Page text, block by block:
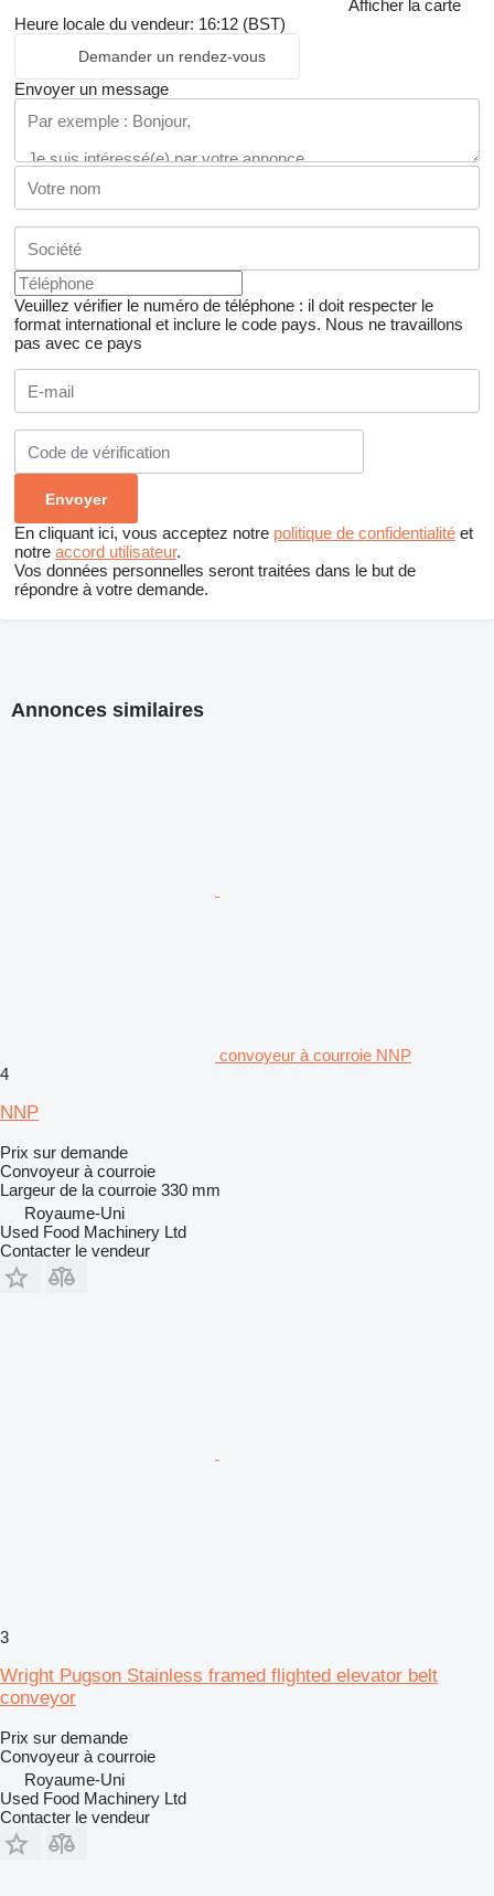
Afficher la carte
Heure locale du vendeur: 16:12 (BST)
Demander un rendez-vous
Envoyer un message
Veuillez vérifier le numéro de téléphone : il doit respecter le
format international et inclure le code pays. Nous ne travaillons
pas avec ce pays
En cliquant ici, vous acceptez notre politique de confidentialité et
notre accord utilisateur.
Vos données personnelles seront traitées dans le but de
répondre à votre demande.
Annonces similaires
convoyeur à courroie NNP
4
NNP
Prix sur demande
Convoyeur à courroie
Largeur de la courroie 330 mm
Royaume-Uni
Used Food Machinery Ltd
Contacter le vendeur
3
Wright Pugson Stainless framed flighted elevator belt
conveyor
Prix sur demande
Convoyeur à courroie
Royaume-Uni
Used Food Machinery Ltd
Contacter le vendeur